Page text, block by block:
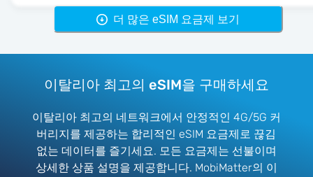
더 많은 eSIM 요금제 보기
이탈리아 최고의 eSIM을 구매하세요
이탈리아 최고의 네트워크에서 안정적인 4G/5G 커
버리지를 제공하는 합리적인 eSIM 요금제로 끊김
없는 데이터를 즐기세요. 모든 요금제는 선불이며
상세한 상품 설명을 제공합니다. MobiMatter의 이